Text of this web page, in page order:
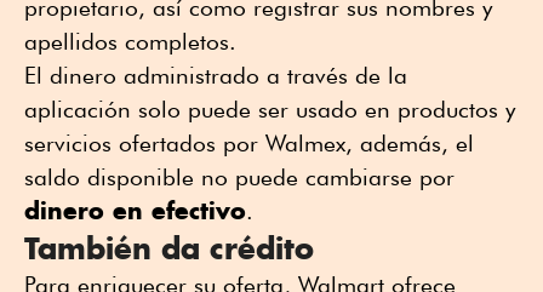
propietario, así como registrar sus nombres y
apellidos completos.
El dinero administrado a través de la
aplicación solo puede ser usado en productos y
servicios ofertados por Walmex, además, el
saldo disponible no puede cambiarse por
dinero en efectivo.
También da crédito
Para enriquecer su oferta, Walmart ofrece